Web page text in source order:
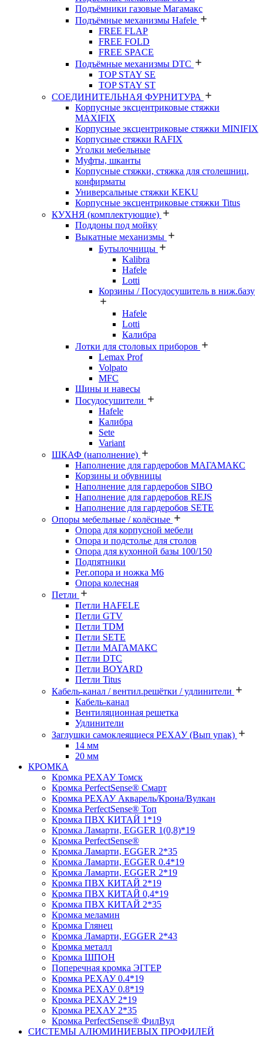
Подъёмники газовые Магамакс
Подъёмные механизмы Hafele
FREE FLAP
FREE FOLD
FREE SPACE
Подъёмные механизмы DTC
TOP STAY SE
TOP STAY ST
СОЕДИНИТЕЛЬНАЯ ФУРНИТУРА
Корпусные эксцентриковые стяжки
MAXIFIX
Корпусные эксцентриковые стяжки MINIFIX
Корпусные стяжки RAFIX
Уголки мебельные
Муфты, шканты
Корпусные стяжки, стяжка для столешниц,
конфирматы
Универсальные стяжки KEKU
Корпусные эксцентриковые стяжки Titus
КУХНЯ (комплектующие)
Поддоны под мойку
Выкатные механизмы
Бутылочницы
Kalibra
Hafele
Lotti
Корзины / Посудосушитель в ниж.базу
Hafele
Lotti
Калибра
Лотки для столовых приборов
Lemax Prof
Volpato
MFC
Шины и навесы
Посудосушители
Hafele
Калибра
Sete
Variant
ШКАФ (наполнение)
Наполнение для гардеробов МАГАМАКС
Корзины и обувницы
Наполнение для гардеробов SIBO
Наполнение для гардеробов REJS
Наполнение для гардеробов SETE
Опоры мебельные / колёсные
Опора для корпусной мебели
Опора и подстолье для столов
Опора для кухонной базы 100/150
Подпятники
Рег.опора и ножка М6
Опора колесная
Петли
Петли HAFELE
Петли GTV
Петли TDM
Петли SETE
Петли МАГАМАКС
Петли DTC
Петли BOYARD
Петли Titus
Кабель-канал / вентил.решётки / удлинители
Кабель-канал
Вентиляционная решетка
Удлинители
Заглушки самоклеящиеся РЕХАУ (Вып упак)
14 мм
20 мм
КРОМКА
Кромка PЕХАУ Томск
Кромка PerfectSense® Смарт
Кромка PЕХАУ Акварель/Крона/Вулкан
Кромка PerfectSense® Топ
Кромка ПВХ КИТАЙ 1*19
Кромка Ламарти, EGGER 1(0,8)*19
Кромка PerfectSense®
Кромка Ламарти, EGGER 2*35
Кромка Ламарти, EGGER 0.4*19
Кромка Ламарти, EGGER 2*19
Кромка ПВХ КИТАЙ 2*19
Кромка ПВХ КИТАЙ 0,4*19
Кромка ПВХ КИТАЙ 2*35
Кромка меламин
Кромка Глянец
Кромка Ламарти, EGGER 2*43
Кромка металл
Кромка ШПОН
Поперечная кромка ЭГГЕР
Кромка PЕХАУ 0.4*19
Кромка PЕХАУ 0.8*19
Кромка PЕХАУ 2*19
Кромка PЕХАУ 2*35
Кромка PerfectSense® ФилВуд
СИСТЕМЫ АЛЮМИНИЕВЫХ ПРОФИЛЕЙ